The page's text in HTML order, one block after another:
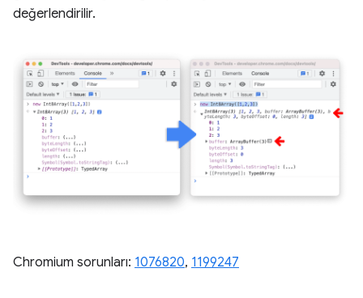
değerlendirilir.
Chromium sorunları: 1076820, ​​ 1199247